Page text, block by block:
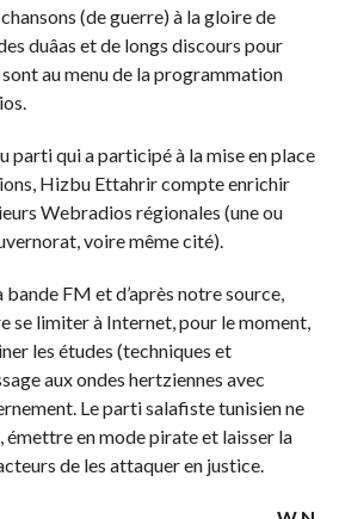
(de guerre) à la gloire de
duâas et de longs discours pour
au menu de la programmation
parti qui a participé à la mise en place
Hizbu Ettahrir compte enrichir
Webradios régionales (une ou
voire même cité).
bande FM et d’après notre source,
se limiter à Internet, pour le moment,
les études (techniques et
aux ondes hertziennes avec
Le parti salafiste tunisien ne
émettre en mode pirate et laisser la
de les attaquer en justice.